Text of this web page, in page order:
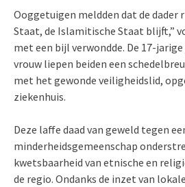
Ooggetuigen meldden dat de dader
Staat, de Islamitische Staat blijft,”
met een bijl verwondde. De 17-
vrouw liepen beiden een
met het gewonde veiligheidslid,
ziekenhuis.
Deze laffe daad van geweld tegen
minderheidsgemeenschap
kwetsbaarheid van etnische en
de regio. Ondanks de inzet van